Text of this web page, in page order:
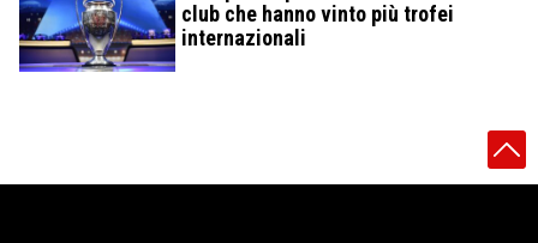
club che hanno vinto più trofei
internazionali